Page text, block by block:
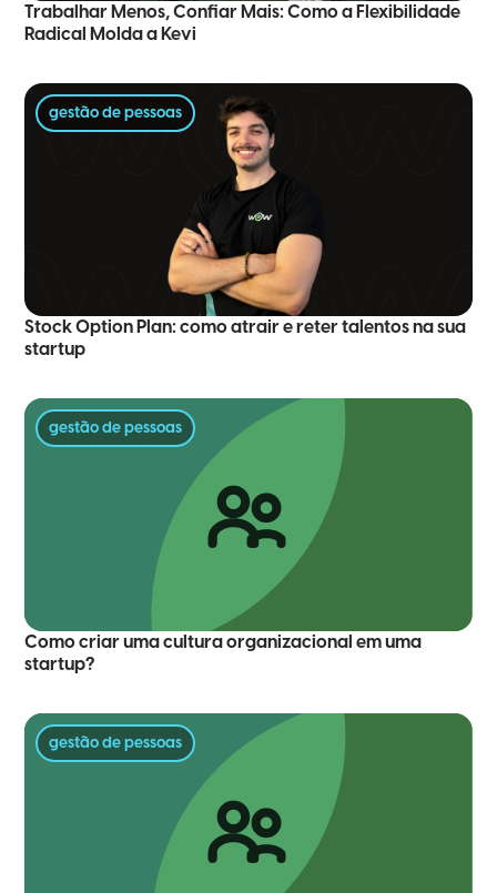
Trabalhar Menos, Confiar Mais: Como a Flexibilidade
Radical Molda a Kevi
gestão de pessoas
Stock Option Plan: como atrair e reter talentos na sua
startup
gestão de pessoas
Como criar uma cultura organizacional em uma
startup?
gestão de pessoas